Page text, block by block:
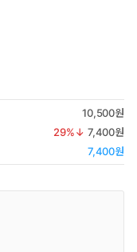
10,500원
29%↓ 7,400원
7,400원